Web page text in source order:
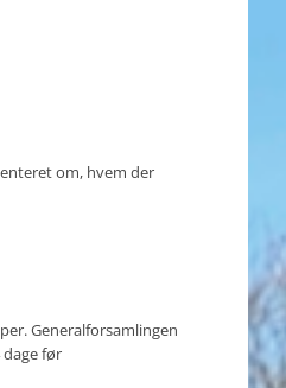
om, hvem der
Generalforsamlingen
før